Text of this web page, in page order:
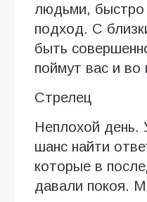
людьми, быстро
подход. С
быть
поймут вас и
Стрелец
Неплохой день.
шанс найти
которые в
давали покоя.